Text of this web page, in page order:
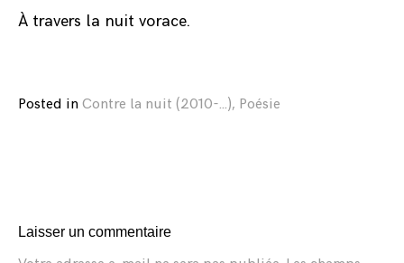
À travers la nuit vorace.
Posted in Contre la nuit (2010-...), Poésie
Laisser un commentaire